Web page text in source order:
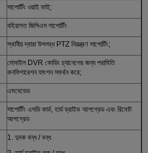
সাপোর্টিং ওয়াই ফাই;
বহিরাগত জিপিএস সাপোর্টিং
স্থানীয় দ্বারা উপলব্ধ PTZ নিয়ন্ত্রণ সাপোর্টিং;
মোবাইল DVR কোডিং চ্যানেলের জন্য পরামিতি
কনফিগারেশন ফাংশন সমর্থন করে;
এমবেডেড
সাপোর্টিং এসডি কার্ড, হার্ড ড্রাইভ আপগ্রেড এবং রিমোট
আপগ্রেড
1. দুদক বন্ধ / বন্ধ